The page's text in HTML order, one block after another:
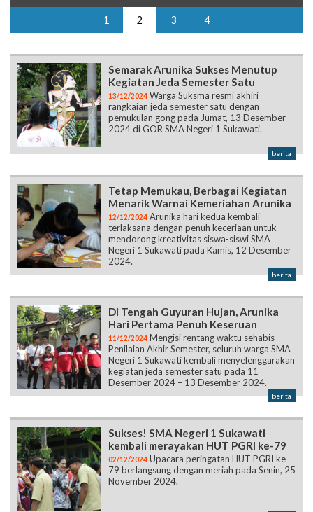
1 2 3 4
Semarak Arunika Sukses Menutup
Kegiatan Jeda Semester Satu
13/12/2024 Warga Suksma resmi akhiri
rangkaian jeda semester satu dengan
pemukulan gong pada Jumat, 13 Desember
2024 di GOR SMA Negeri 1 Sukawati.
berita
Tetap Memukau, Berbagai Kegiatan
Menarik Warnai Kemeriahan Arunika
12/12/2024 Arunika hari kedua kembali
terlaksana dengan penuh keceriaan untuk
mendorong kreativitas siswa-siswi SMA
Negeri 1 Sukawati pada Kamis, 12 Desember
2024.
berita
Di Tengah Guyuran Hujan, Arunika
Hari Pertama Penuh Keseruan
11/12/2024 Mengisi rentang waktu sehabis
Penilaian Akhir Semester, seluruh warga SMA
Negeri 1 Sukawati kembali menyelenggarakan
kegiatan jeda semester satu pada 11
Desember 2024 – 13 Desember 2024.
berita
Sukses! SMA Negeri 1 Sukawati
kembali merayakan HUT PGRI ke-79
02/12/2024 Upacara peringatan HUT PGRI ke-
79 berlangsung dengan meriah pada Senin, 25
November 2024.